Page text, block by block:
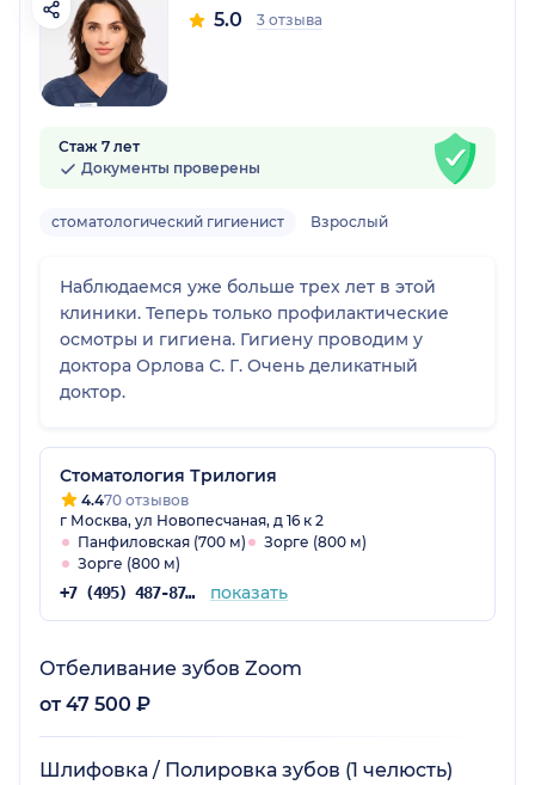
5.0 3 отзыва
Стаж 7 лет
Документы проверены
стоматологический гигиенист Взрослый
Наблюдаемся уже больше трех лет в этой
клиники. Теперь только профилактические
осмотры и гигиена. Гигиену проводим у
доктора Орлова С. Г. Очень деликатный
доктор.
Стоматология Трилогия
4.470 отзывов
г Москва, ул Новопесчаная, д 16 к 2
Панфиловская (700 м)
Зорге (800 м)
Зорге (800 м)
+7 (495) 487-87-63 показать
Отбеливание зубов Zoom
от 47 500 ₽
Шлифовка / Полировка зубов (1 челюсть)